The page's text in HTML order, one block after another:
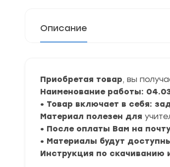
Описание
Приобретая товар, вы
Наименование работы:
• Товар включает в себя:
Материал полезен для
• После оплаты Вам на
• Материалы будут
Инструкция по скачиванию